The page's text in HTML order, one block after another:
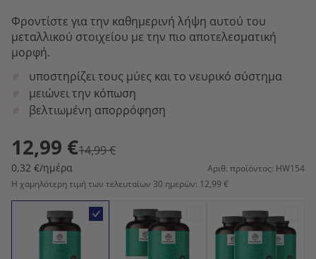
Φροντίστε για την καθημερινή λήψη αυτού του
μεταλλικού στοιχείου με την πιο αποτελεσματική
μορφή.
υποστηρίζει τους μύες και το νευρικό σύστημα
μειώνει την κόπωση
βελτιωμένη απορρόφηση
12,99 €14,99 €
0,32 €/ημέρα
Αριθ. προϊόντος: HW154
Η χαμηλότερη τιμή των τελευταίων 30 ημερών: 12,99 €